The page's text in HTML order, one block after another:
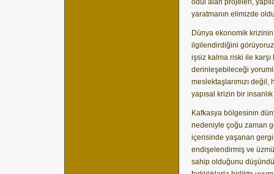
yaratmanın elimizde
Dünya ekonomik
ilgilendirdiğini görüyoruz.
işsiz kalma riski ile karşı
derinleşebileceği
meslektaşlarımızı
yapısal krizin bir
Kafkasya bölgesinin
nedeniyle çoğu zaman
içerisinde yaşanan
endişelendirmiş ve
sahip olduğunu